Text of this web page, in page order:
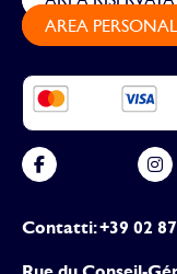
Contatti: +39 02
AREA